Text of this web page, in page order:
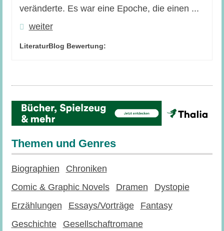
veränderte. Es war eine Epoche, die einen ...
weiter
LiteraturBlog Bewertung:
Themen und Genres
Biographien
Chroniken
Comic & Graphic Novels
Dramen
Dystopie
Erzählungen
Essays/Vorträge
Fantasy
Geschichte
Gesellschaftromane